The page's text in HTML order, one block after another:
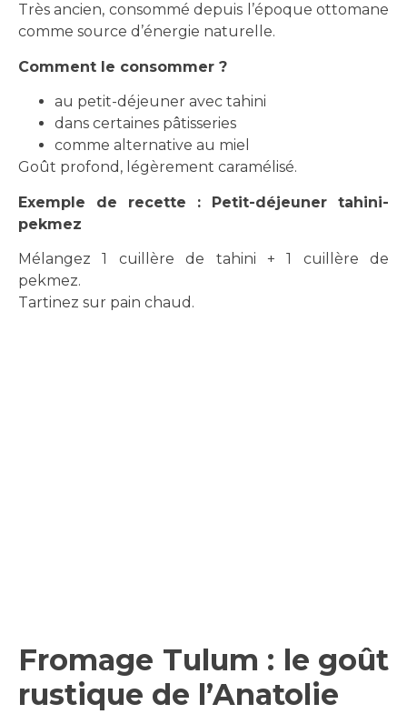
Très ancien, consommé depuis l’époque ottomane
comme source d’énergie naturelle.
Comment le consommer ?
au petit-déjeuner avec tahini
dans certaines pâtisseries
comme alternative au miel
Goût profond, légèrement caramélisé.
Exemple de recette : Petit-déjeuner tahini-
pekmez
Mélangez 1 cuillère de tahini + 1 cuillère de
pekmez.
Tartinez sur pain chaud.
Fromage Tulum : le goût
rustique de l’Anatolie